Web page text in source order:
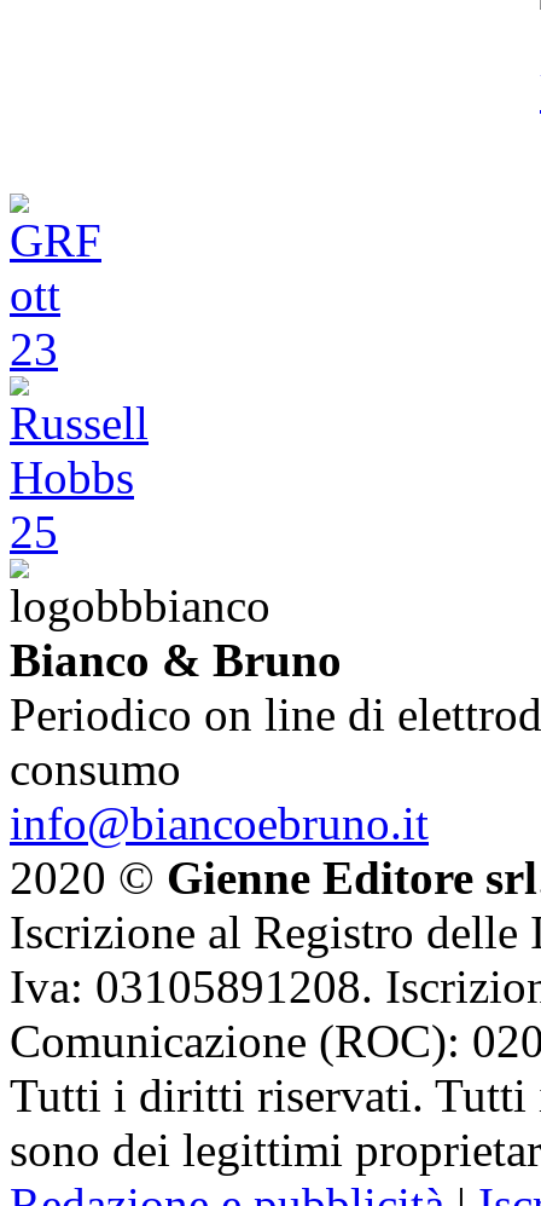
Bianco & Bruno
Periodico on line di
consumo
info@biancoebruno.it
2020 © Gienne Editore srl
Iscrizione al Registro delle
Iva: 03105891208.
Comunicazione (ROC):
Tutti i diritti riservati. Tutti
sono dei legittimi